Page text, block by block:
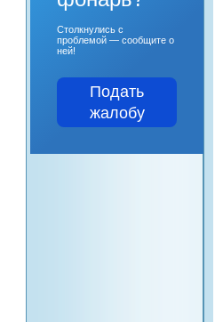
Столкнулись с
проблемой — сообщите о
ней!
Подать
жалобу